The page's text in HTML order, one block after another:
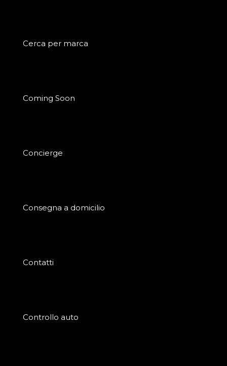
Cerca per marca
Coming Soon
Concierge
Consegna a domicilio
Contatti
Controllo auto